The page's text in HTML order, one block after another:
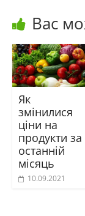
Вас
Як
змінилися
ціни на
продукти за
останній
місяць
10.09.2021